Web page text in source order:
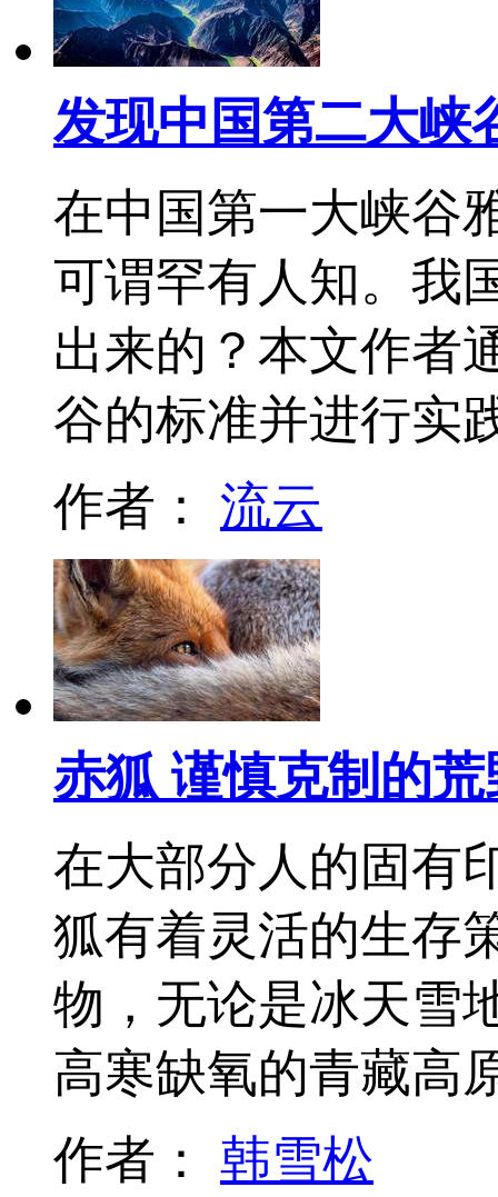
发现中国第二大峡
在中国第一大峡谷
可谓罕有人知。我
出来的？本文作者
谷的标准并进行
作者： 流云
赤狐 谨慎克制的
在大部分人的固有
狐有着灵活的生存
物，无论是冰天雪
高寒缺氧的青藏
作者： 韩雪松